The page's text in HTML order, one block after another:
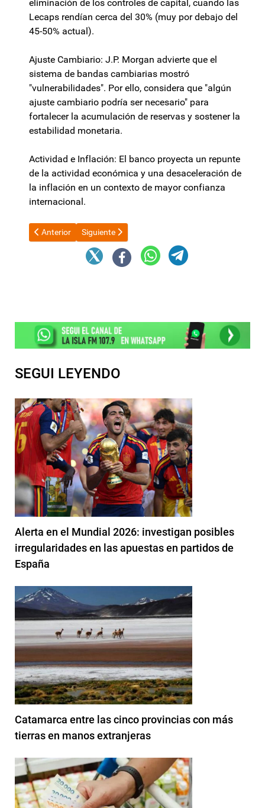
eliminación de los controles de capital, cuando las
Lecaps rendían cerca del 30% (muy por debajo del
45-50% actual).
Ajuste Cambiario: J.P. Morgan advierte que el
sistema de bandas cambiarias mostró
"vulnerabilidades". Por ello, considera que "algún
ajuste cambiario podría ser necesario" para
fortalecer la acumulación de reservas y sostener la
estabilidad monetaria.
Actividad e Inflación: El banco proyecta un repunte
de la actividad económica y una desaceleración de
la inflación en un contexto de mayor confianza
internacional.
Artículo anterior: Quién será la nueva ministra de Seguridad
Anterior Artículo siguiente: Bullrich anticipa que el
Siguiente
SEGUI LEYENDO
Alerta en el Mundial 2026: investigan posibles
irregularidades en las apuestas en partidos de
España
Catamarca entre las cinco provincias con más
tierras en manos extranjeras